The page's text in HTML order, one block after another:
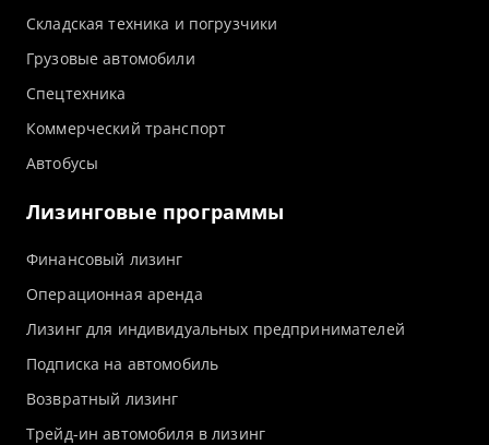
Складская техника и погрузчики
Грузовые автомобили
Спецтехника
Коммерческий транспорт
Автобусы
Лизинговые программы
Финансовый лизинг
Операционная аренда
Лизинг для индивидуальных предпринимателей
Подписка на автомобиль
Возвратный лизинг
Трейд-ин автомобиля в лизинг